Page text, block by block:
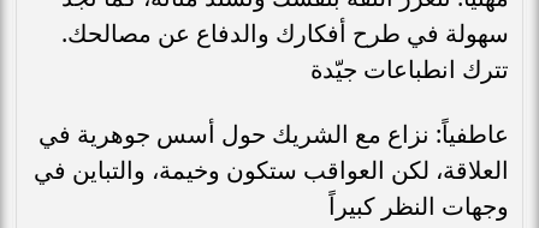
سهولة في طرح أفكارك والدفاع عن مصالحك.
تترك انطباعات جيّدة
عاطفياً: نزاع مع الشريك حول أسس جوهرية في
العلاقة، لكن العواقب ستكون وخيمة، والتباين في
وجهات النظر كبيراً